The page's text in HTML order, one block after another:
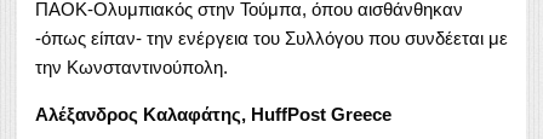
ΠΑΟΚ-Ολυμπιακός στην Τούμπα, όπου αισθάνθηκαν
-όπως είπαν- την ενέργεια του Συλλόγου που συνδέεται με
την Κωνσταντινούπολη.
Αλέξανδρος Καλαφάτης, HuffPost Greece